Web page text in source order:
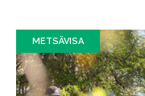
METSÄVISA